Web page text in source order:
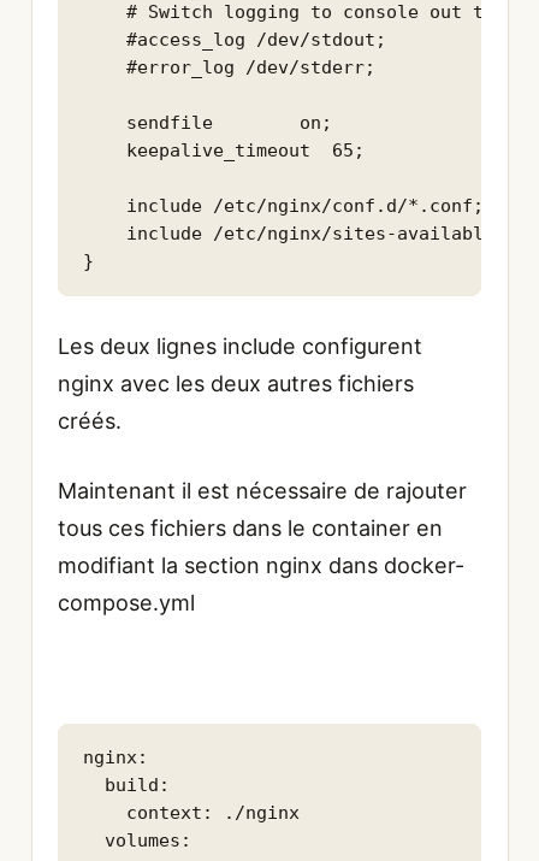
# Switch logging to console out to
    #access_log /dev/stdout;
    #error_log /dev/stderr;
    sendfile        on;
    keepalive_timeout  65;
    include /etc/nginx/conf.d/*.conf;
include /etc/nginx/sites-available/
}
Les deux lignes include configurent
nginx avec les deux autres fichiers
créés.
Maintenant il est nécessaire de rajouter
tous ces fichiers dans le container en
modifiant la section nginx dans docker-
compose.yml
nginx:
  build:
    context: ./nginx
  volumes: